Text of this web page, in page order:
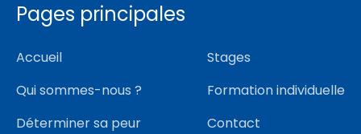
Pages principales
Accueil
Qui sommes-nous ?
Déterminer sa peur
Stages
Formation individuelle
Contact